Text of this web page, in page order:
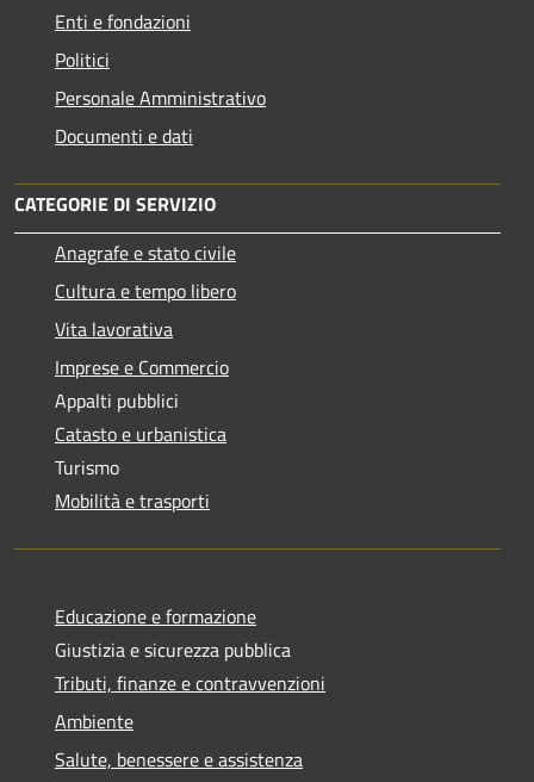
Enti e fondazioni
Politici
Personale Amministrativo
Documenti e dati
CATEGORIE DI SERVIZIO
Anagrafe e stato civile
Cultura e tempo libero
Vita lavorativa
Imprese e Commercio
Appalti pubblici
Catasto e urbanistica
Turismo
Mobilità e trasporti
Educazione e formazione
Giustizia e sicurezza pubblica
Tributi, finanze e contravvenzioni
Ambiente
Salute, benessere e assistenza